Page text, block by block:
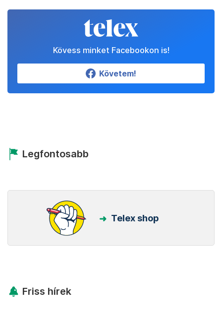
Kövess minket Facebookon is!
Követem!
Legfontosabb
Telex shop
Friss hírek